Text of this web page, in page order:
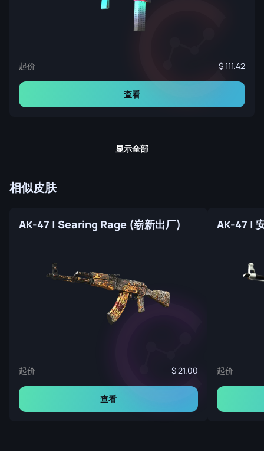
起价 111.42
查看
显示全部
相似皮肤
AK-47 | Searing Rage (崭新出厂)
起价 21.00
查看
AK-47 |
起价